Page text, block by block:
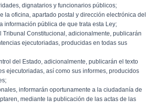
dignatarios y funcionarios públicos;
la oficina, apartado postal y dirección electrónica del
información pública de que trata esta Ley;
Tribunal Constitucional, adicionalmente, publicarán
ejecutoriadas, producidas en todas sus
del Estado, adicionalmente, publicarán el texto
ejecutoriadas, así como sus informes, producidos
informarán oportunamente a la ciudadanía de
mediante la publicación de las actas de las